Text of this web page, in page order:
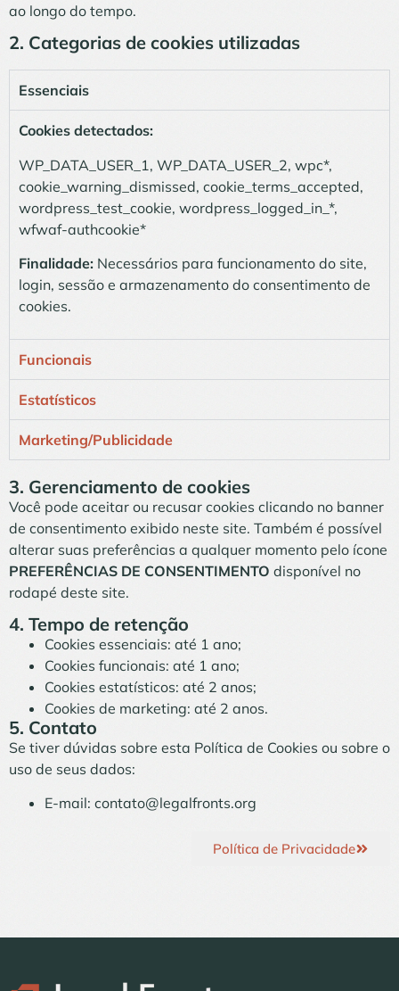
ao longo do tempo.
2. Categorias de cookies utilizadas
Essenciais
Cookies detectados:
WP_DATA_USER_1, WP_DATA_USER_2, wpc*,
cookie_warning_dismissed, cookie_terms_accepted,
wordpress_test_cookie, wordpress_logged_in_*,
wfwaf-authcookie*
Finalidade: Necessários para funcionamento do site,
login, sessão e armazenamento do consentimento de
cookies.
Funcionais
Estatísticos
Marketing/Publicidade
3. Gerenciamento de cookies
Você pode aceitar ou recusar cookies clicando no banner
de consentimento exibido neste site. Também é possível
alterar suas preferências a qualquer momento pelo ícone
PREFERÊNCIAS DE CONSENTIMENTO disponível no
rodapé deste site.
4. Tempo de retenção
Cookies essenciais: até 1 ano;
Cookies funcionais: até 1 ano;
Cookies estatísticos: até 2 anos;
Cookies de marketing: até 2 anos.
5. Contato
Se tiver dúvidas sobre esta Política de Cookies ou sobre o
uso de seus dados:
E-mail: contato@legalfronts.org
Política de Privacidade